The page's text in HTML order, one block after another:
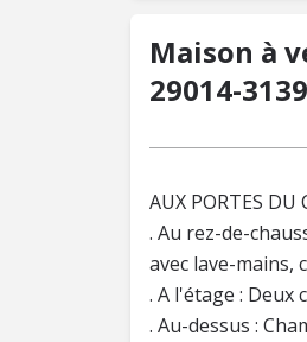
Maison à
29014-3139
AUX PORTES DU
. Au rez-de-
avec lave-mains,
. A l'étage : Deux
. Au-dessus :